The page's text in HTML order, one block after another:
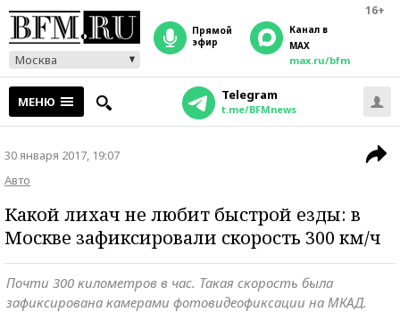
16+
Москва
прямой
эфир
Канал в
MAX
max.ru/bfm
МЕНЮ Telegram
t.me/BFMnews
30 января 2017, 19:07
Авто
Какой лихач не любит быстрой езды: в
Москве зафиксировали скорость 300 км/ч
Почти 300 километров в час. Такая скорость была
зафиксирована камерами фотовидеофиксации на МКАД.